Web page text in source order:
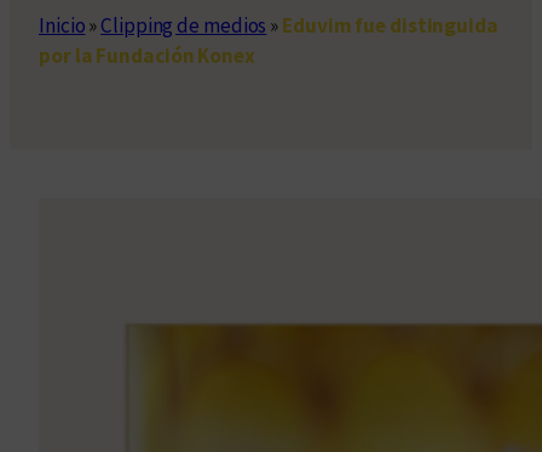
Inicio»Clipping de medios »Eduvim fue distinguida
por la Fundación Konex